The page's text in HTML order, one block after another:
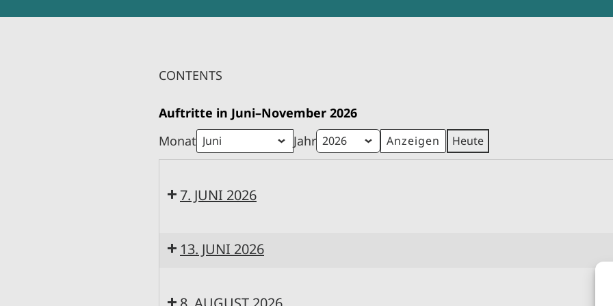
CONTENTS
Auftritte in Juni–November 2026
Monat
Jahr Heute
7. JUNI 2026
Konzert
featuring
13. JUNI 2026
Die